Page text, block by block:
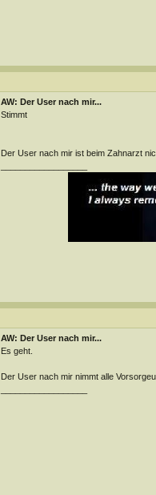
AW: Der User nach mir...
Stimmt
Der User nach mir ist beim Zahnarzt
AW: Der User nach mir...
Es geht.
Der User nach mir nimmt alle